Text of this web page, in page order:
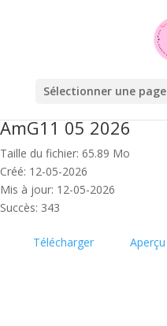
Sélectionner une page
AmG11 05 2026
Taille du fichier: 65.89 Mo
Créé: 12-05-2026
Mis à jour: 12-05-2026
Succès: 343
Télécharger Aperçu